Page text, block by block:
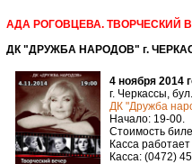
АДА РОГОВЦЕВА. ТВОРЧЕСКИЙ
ДК "ДРУЖБА НАРОДОВ" г.
4 ноября 2014
г. Черкассы,
ДК "Дружба
Начало: 19-00.
Стоимость
Касса
Касса: (0472)